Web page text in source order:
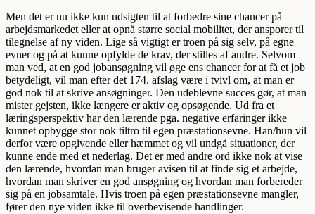
Men det er nu ikke kun udsigten til at forbedre sine chancer på
arbejdsmarkedet eller at opnå større social mobilitet, der ansporer til
tilegnelse af ny viden. Lige så vigtigt er troen på sig selv, på egne
evner og på at kunne opfylde de krav, der stilles af andre. Selvom
man ved, at en god jobansøgning vil øge ens chancer for at få et job
betydeligt, vil man efter det 174. afslag være i tvivl om, at man er
god nok til at skrive ansøgninger. Den udeblevne succes gør, at man
mister gejsten, ikke længere er aktiv og opsøgende. Ud fra et
læringsperspektiv har den lærende pga. negative erfaringer ikke
kunnet opbygge stor nok tiltro til egen præstationsevne. Han/hun vil
derfor være opgivende eller hæmmet og vil undgå situationer, der
kunne ende med et nederlag. Det er med andre ord ikke nok at vise
den lærende, hvordan man bruger avisen til at finde sig et arbejde,
hvordan man skriver en god ansøgning og hvordan man forbereder
sig på en jobsamtale. Hvis troen på egen præstationsevne mangler,
fører den nye viden ikke til overbevisende handlinger.